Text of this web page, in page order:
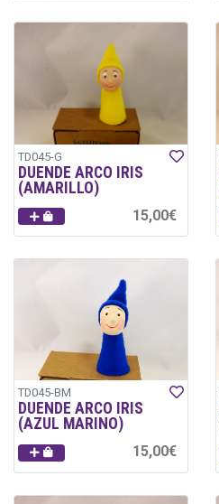
TD045-G
DUENDE ARCO IRIS
(AMARILLO)
15,00€
TD045-BM
DUENDE ARCO IRIS
(AZUL MARINO)
15,00€